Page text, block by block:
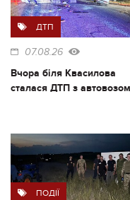
ДТП
07.08.26
Вчора біля Квасилова
сталася ДТП з автовозом
ПОДІЇ